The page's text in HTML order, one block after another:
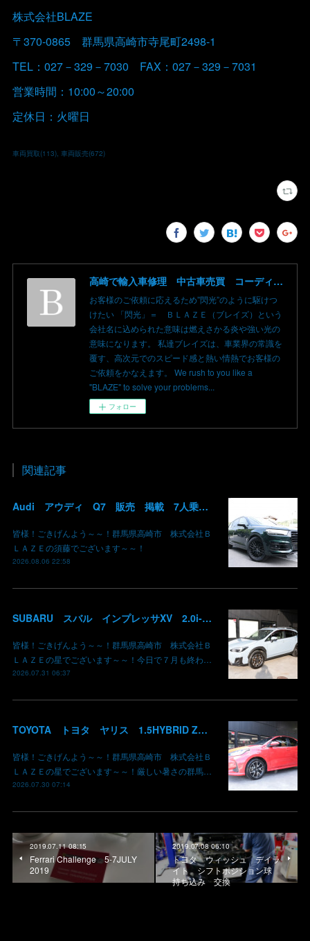
株式会社BLAZE
〒370-0865 群馬県高崎市寺尾町2498-1
TEL：027－329－7030 FAX：027－329－7031
営業時間：10:00～20:00
定休日：火曜日
車両買取(113) 車両販売(672)
高崎で輸入車修理 中古車売買 コーディングならBLAZE（ブレイズ）へ│BLAZE Total Car Support & Modify in Takasaki Gunma
お客様のご依頼に応えるため”閃光”のように駆けつ
けたい 「閃光」＝ ＢＬＡＺＥ（ブレイズ）という
会社名に込められた意味は燃えさかる炎や強い光の
意味になります。 私達ブレイズは、車業界の常識を
覆す、高次元でのスピード感と熱い情熱でお客様の
ご依頼をかなえます。 We rush to you like a
"BLAZE" to solve your problems...
フォロー
関連記事
Audi アウディ Q7 販売 掲載 7人乗り リアモニター サンルーフ 車検整備2年付き 群馬 高崎
皆様！ごきげんよう～～！群馬県高崎市 株式会社Ｂ
ＬＡＺＥの須藤でございます～～！
2026.08.06 22:58
SUBARU スバル インプレッサXV 2.0i-L EyeSight AWD 御納車 GT7 群馬県高崎市 株式会社BLAZE
皆様！ごきげんよう～～！群馬県高崎市 株式会社Ｂ
ＬＡＺＥの星でございます～～！今日で７月も終わ…
2026.07.31 06:37
TOYOTA トヨタ ヤリス 1.5HYBRID Z 御納車 MXPH10 コーラルクリスタルシャイン 3U7 群馬県高崎市 株式会社BLAZE
皆様！ごきげんよう～～！群馬県高崎市 株式会社Ｂ
ＬＡＺＥの星でございます～～！厳しい暑さの群馬…
2026.07.30 07:14
2019.07.11 08:15
Ferrari Challenge 5-7JULY
2019
2019.07.08 06:10
トヨタ ウィッシュ デイラ
イト シフトポジション球
持ち込み 交換